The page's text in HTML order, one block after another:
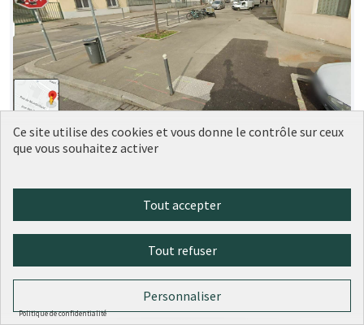
Aménagement trottoir devant le 5
LM
1 0
Ce site utilise des cookies et vous donne le contrôle sur ceux
que vous souhaitez activer
Tout accepter
Tout refuser
Personnaliser
Politique de confidentialité